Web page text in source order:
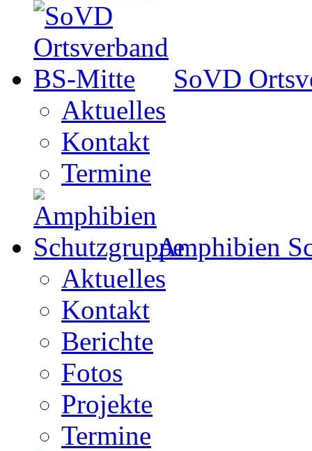
SoVD
Aktuelles
Kontakt
Termine
Amphibien
Aktuelles
Kontakt
Berichte
Fotos
Projekte
Termine